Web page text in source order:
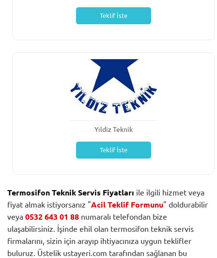
Teklif İste
Yıldiz Teknik
Teklif İste
Termosifon Teknik Servis Fiyatları ile ilgili hizmet veya
fiyat almak istiyorsanız "Acil Teklif Formunu" doldurabilir
veya 0532 643 01 88 numaralı telefondan bize
ulaşabilirsiniz. İşinde ehil olan termosifon teknik servis
firmalarını, sizin için arayıp ihtiyacınıza uygun teklifler
buluruz. Üstelik ustayeri.com tarafından sağlanan bu